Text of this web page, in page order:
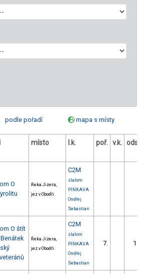
podle pořadí
mapa s místy
místo l.k. poř. v.k. odstup
O
Řeka Jizera,
jez v Obodři.
C2M
slalom
PINKAVA
Ondřej
Sebastian
O štít
Řeka Jizera,
jez v Obodři.
C2M
slalom
PINKAVA
Ondřej
Sebastian
7. 11.03